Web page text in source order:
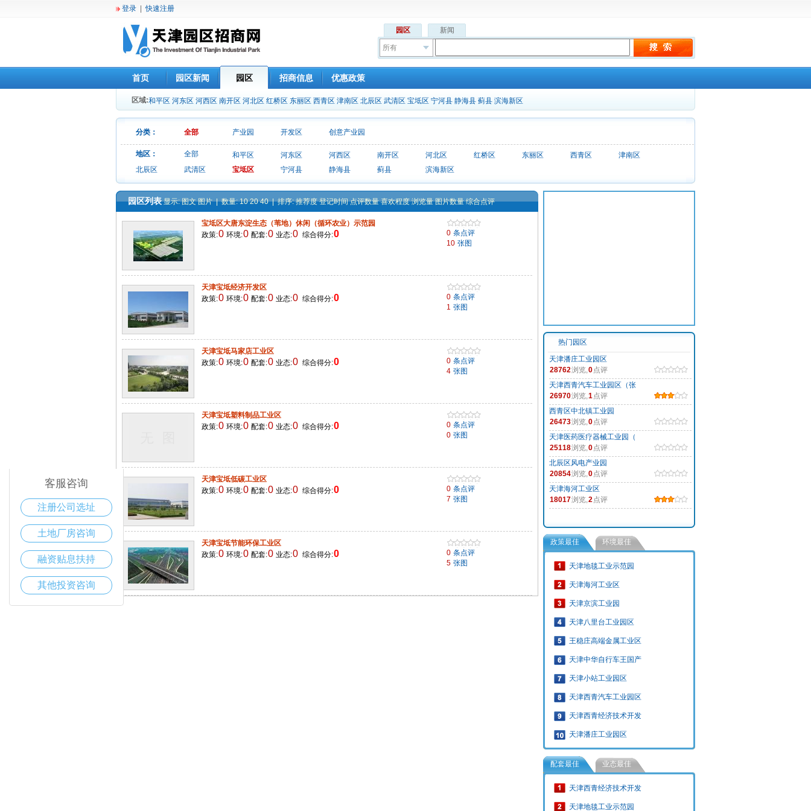
登录 |快速注册
园区 新闻
所有
首页 园区新闻 园区 招商信息 优惠政策
区域:和平区 河东区 河西区 南开区 河北区 红桥区 东丽区 西青区 津南区 北辰区 武清区 宝坻区 宁河县 静海县 蓟县 滨海新区
分类： 全部 产业园 开发区 创意产业园
地区： 全部 和平区 河东区 河西区 南开区 河北区 红桥区 东丽区 西青区
津南区
北辰区
武清区 宝坻区 宁河县 静海县 蓟县 滨海新区
园区列表显示:图文 图片| 数量:10 20 40| 排序:推荐度 登记时间 点评数量 喜欢程度 浏览量 图片数量 综合点评
宝坻区大唐东淀生态（苇地）休闲（循环农业）示范园
政策:0 环境:0 配套:0 业态:0 综合得分:0 0 条点评
10 张图
天津宝坻经济开发区
政策:0 环境:0 配套:0 业态:0 综合得分:0 0 条点评
1 张图
天津宝坻马家店工业区
政策:0 环境:0 配套:0 业态:0 综合得分:0 0 条点评
4 张图
天津宝坻塑料制品工业区
政策:0 环境:0 配套:0 业态:0 综合得分:0 0 条点评
0 张图
天津宝坻低碳工业区
政策:0 环境:0 配套:0 业态:0 综合得分:0 0 条点评
7 张图
天津宝坻节能环保工业区
政策:0 环境:0 配套:0 业态:0 综合得分:0 0 条点评
5 张图
热门园区
天津潘庄工业园区
28762浏览,0点评
天津西青汽车工业园区（张
26970浏览,1点评
西青区中北镇工业园
26473浏览,0点评
天津医药医疗器械工业园（
25118浏览,0点评
北辰区风电产业园
20854浏览,0点评
天津海河工业区
18017浏览,2点评
政策最佳 环境最佳
天津地毯工业示范园
天津海河工业区
天津京滨工业园
天津八里台工业园区
王稳庄高端金属工业区
天津中华自行车王国产
天津小站工业园区
天津西青汽车工业园区
天津西青经济技术开发
天津潘庄工业园区
配套最佳 业态最佳
天津西青经济技术开发
天津地毯工业示范园
客服咨询
注册公司选址
土地厂房咨询
融资贴息扶持
其他投资咨询